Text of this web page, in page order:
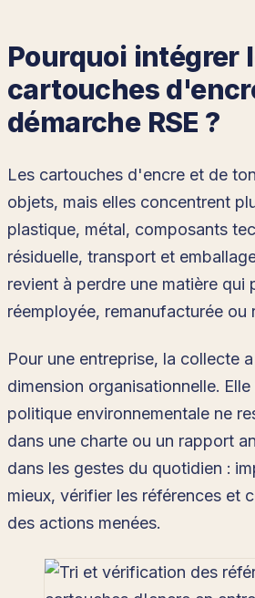
Pourquoi intégrer
cartouches
démarche RSE ?
Les cartouches d'encre et de
objets, mais elles concentrent
plastique, métal, composants
résiduelle, transport et
revient à perdre une matière qui
réemployée, remanufacturée ou
Pour une entreprise, la collecte
dimension organisationnelle.
politique environnementale ne
dans une charte ou un rapport
dans les gestes du quotidien :
mieux, vérifier les références et
des actions menées.